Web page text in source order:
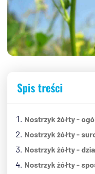
Spis treści
Nostrzyk żółty -
Nostrzyk żółty -
Nostrzyk żółty -
Nostrzyk żółty -